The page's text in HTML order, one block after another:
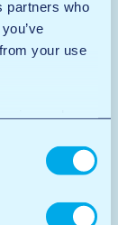
partners who
your use
ontspannen